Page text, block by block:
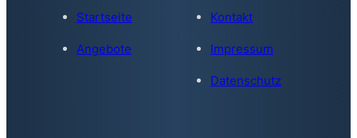
Startseite
Angebote
Kontakt
Impressum
Datenschutz